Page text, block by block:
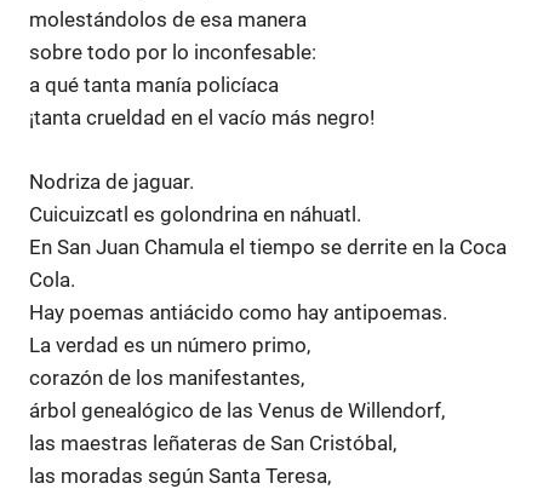
molestándolos de esa manera
sobre todo por lo inconfesable:
a qué tanta manía policíaca
¡tanta crueldad en el vacío más negro!
Nodriza de jaguar.
Cuicuizcatl es golondrina en náhuatl.
En San Juan Chamula el tiempo se derrite en la Coca
Cola.
Hay poemas antiácido como hay antipoemas.
La verdad es un número primo,
corazón de los manifestantes,
árbol genealógico de las Venus de Willendorf,
las maestras leñateras de San Cristóbal,
las moradas según Santa Teresa,